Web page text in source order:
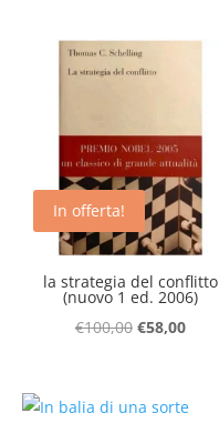
era:
€20,00.
è:
In offerta!
la strategia del conflitto
(nuovo 1 ed. 2006)
€100,00 Il
era:
€58,00Il
è: